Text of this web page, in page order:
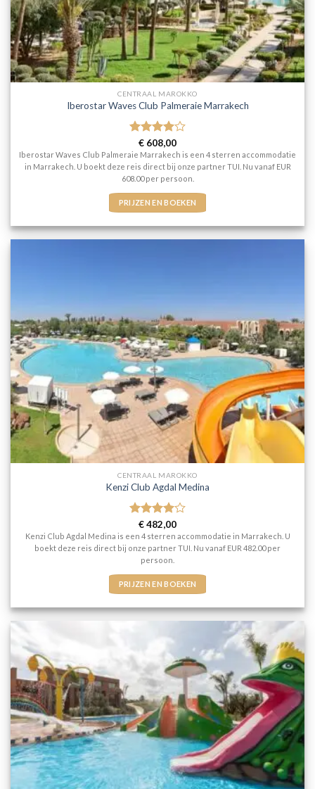
CENTRAAL MAROKKO
Iberostar Waves Club Palmeraie Marrakech
Gewaardeerd
4uit 5
€ 608,00
Iberostar Waves Club Palmeraie Marrakech is een 4 sterren accommodatie
in Marrakech. U boekt deze reis direct bij onze partner TUI. Nu vanaf EUR
608.00 per persoon.
PRIJZEN EN BOEKEN
CENTRAAL MAROKKO
Kenzi Club Agdal Medina
Gewaardeerd
4uit 5
€482,00
Kenzi Club Agdal Medina is een 4 sterren accommodatie in Marrakech. U
boekt deze reis direct bij onze partner TUI. Nu vanaf EUR 482.00 per
persoon.
PRIJZEN EN BOEKEN